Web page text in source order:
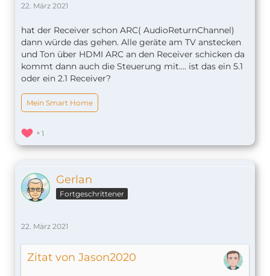
22. März 2021
hat der Receiver schon ARC( AudioReturnChannel)
dann würde das gehen. Alle geräte am TV anstecken
und Ton über HDMI ARC an den Receiver schicken da
kommt dann auch die Steuerung mit.... ist das ein 5.1
oder ein 2.1 Receiver?
Mein Smart Home
1
Gerlan
Fortgeschrittener
22. März 2021
Zitat von Jason2020